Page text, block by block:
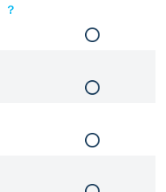
？